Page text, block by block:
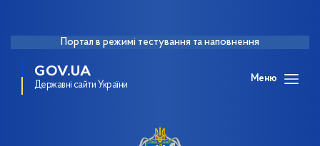
Портал в режимі тестування та наповнення
GOV.UA
Державні сайти України
Меню